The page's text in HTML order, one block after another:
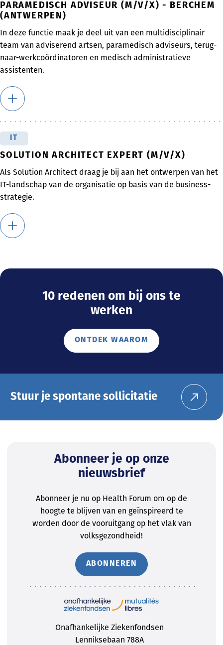
PARAMEDISCH ADVISEUR (M/V/X) - BERCHEM
(ANTWERPEN)
In deze functie maak je deel uit van een multidisciplinair
team van adviserend artsen, paramedisch adviseurs, terug-
naar-werkcoördinatoren en medisch administratieve
assistenten.
SOLUTION ARCHITECT EXPERT (M/V/X)
Als Solution Architect draag je bij aan het ontwerpen van het
IT-landschap van de organisatie op basis van de business-
strategie.
10 redenen om bij ons te
werken
ONTDEK WAAROM
Stuur je spontane sollicitatie
Abonneer je op onze
nieuwsbrief
Abonneer je nu op Health Forum om op de
hoogte te blijven van en geïnspireerd te
worden door de vooruitgang op het vlak van
volksgezondheid!
ABONNEREN
Onafhankelijke Ziekenfondsen
Lenniksebaan 788A